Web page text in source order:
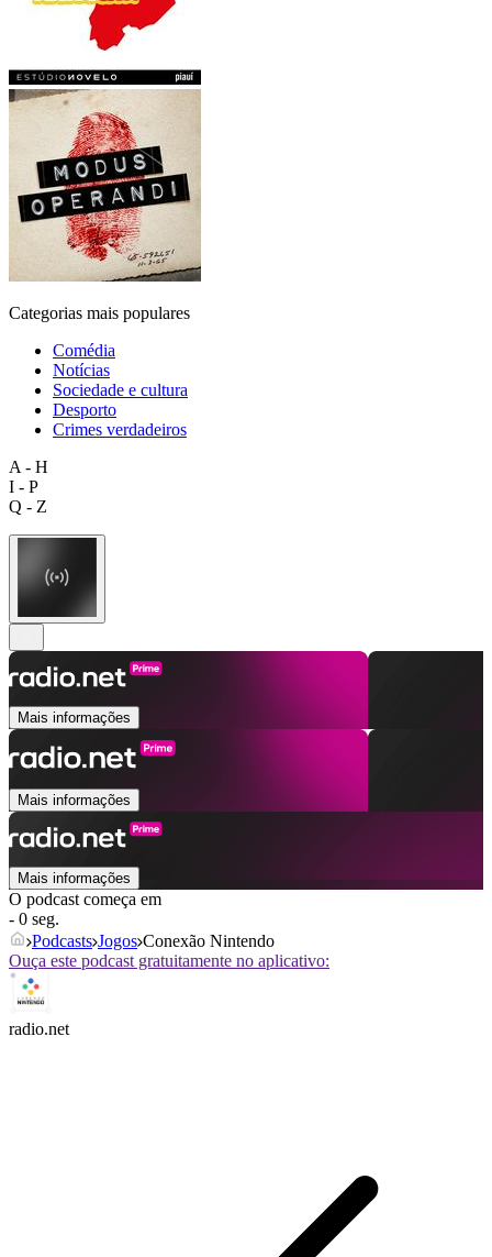
Categorias mais populares
Comédia
Notícias
Sociedade e cultura
Desporto
Crimes verdadeiros
A - H
I - P
Q - Z
Mais informações
Mais informações
Mais informações
O podcast começa em
- 0 seg.
Podcasts Jogos Conexão Nintendo
Ouça este podcast gratuitamente no aplicativo:
radio.net